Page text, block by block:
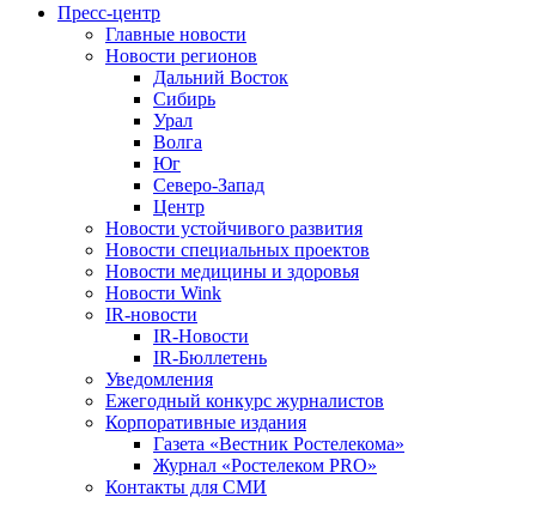
Пресс-центр
Главные новости
Новости регионов
Дальний Восток
Сибирь
Урал
Волга
Юг
Северо-Запад
Центр
Новости устойчивого развития
Новости специальных проектов
Новости медицины и здоровья
Новости Wink
IR-новости
IR-Новости
IR-Бюллетень
Уведомления
Ежегодный конкурс журналистов
Корпоративные издания
Газета «Вестник Ростелекома»
Журнал «Ростелеком PRO»
Контакты для СМИ